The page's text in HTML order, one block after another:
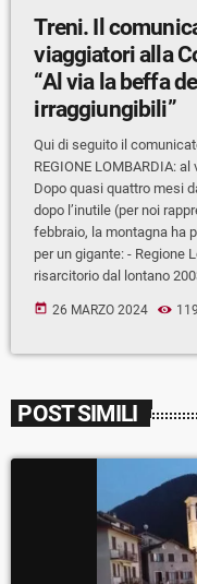
Treni. Il
viaggiatori alla
“Al via la beffa
irraggiungibili”
Qui di seguito il
REGIONE LOMBARDIA:
Dopo quasi quattro mesi
dopo l’inutile (per noi
febbraio, la montagna ha
per un gigante: - Regione
risarcitorio dal lontano
today 26 MARZO 2024 119
POST SIMILI